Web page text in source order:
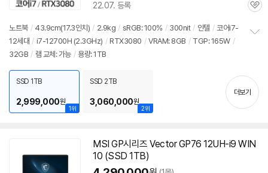
22.07. 등록
관
노트북 / 43.9cm(17.3인치) / 2.9kg / sRGB: 100% / 300nit / 인텔 / 코어i7-
12세대 / i7-12700H (2.3GHz) / RTX3080 / VRAM: 8GB / TGP: 165W /
32GB / 램 교체: 가능 / 용량: 1TB
기
1위
SSD 1TB
2,999,000원
2위
SSD 2TB
3,060,000원
더보기
MSI GP시리즈 Vector GP76 12UH-i9 WIN
10 (SSD 1TB)